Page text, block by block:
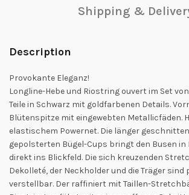
Shipping &
Description
Provokante Eleganz!
Longline-Hebe und Riostring ouvert im Set
Teile in Schwarz mit goldfarbenen Details.
Blütenspitze mit eingewebten Metallicfäden.
elastischem Powernet. Die länger
gepolsterten Bügel-Cups bringt den Busen in
direkt ins Blickfeld. Die sich kreuzenden
Dekolleté, der Neckholder und die Träger sind
verstellbar. Der raffiniert mit Taillen-